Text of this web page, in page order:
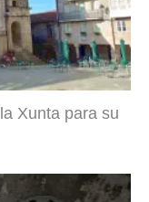
Xunta para su